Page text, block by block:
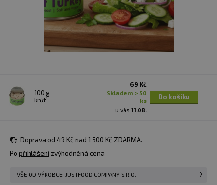
100 g
krůtí
69 Kč
skladem > 50
ks
u vás 11.08.
Do košíku
Doprava od 49 Kč nad 1 500 Kč ZDARMA.
Po přihlášenízvýhodněná cena
VŠE OD VÝROBCE: JUSTFOOD COMPANY S.R.O.